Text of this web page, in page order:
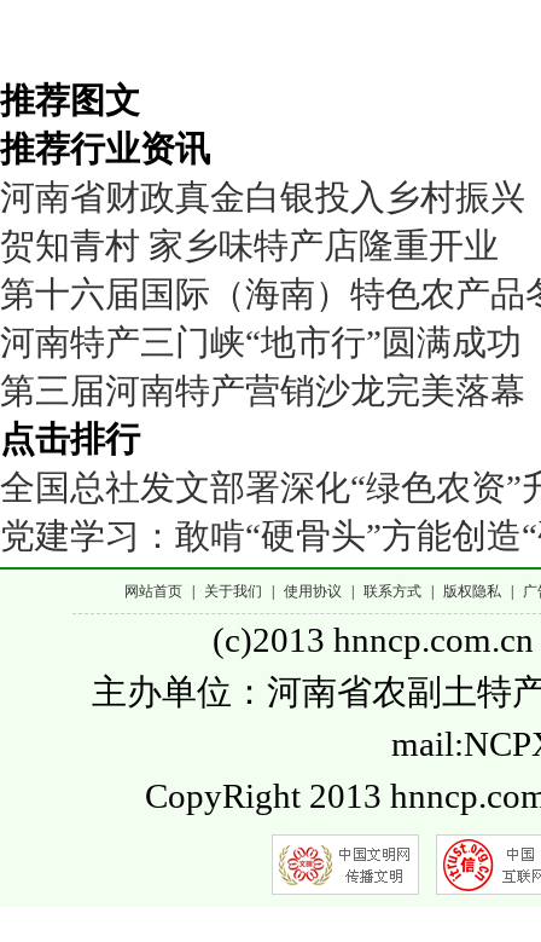
推荐图文
推荐行业资讯
河南省财政真金白银投入乡村振兴
贺知青村 家乡味特产店隆重开业
第十六届国际（海南）特色农产
河南特产三门峡“地市行”圆满成功
第三届河南特产营销沙龙完美落幕
点击排行
全国总社发文部署深化“绿色农资”
党建学习：敢啃“硬骨头”方能创造
网站首页 关于我们 使用协议 联系方式 版权隐私 广
(c)2013
主办单位：河南省农副土特
CopyRight 2013